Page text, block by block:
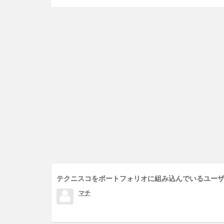
テクニスコをポートフォリオに組み込んでいるユーザ
マチ